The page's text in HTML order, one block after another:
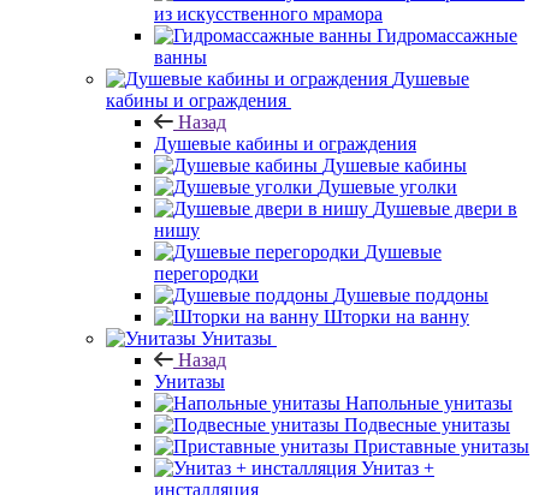
из искусственного мрамора
Гидромассажные
ванны
Душевые
кабины и ограждения
Назад
Душевые кабины и ограждения
Душевые кабины
Душевые уголки
Душевые двери в
нишу
Душевые
перегородки
Душевые поддоны
Шторки на ванну
Унитазы
Назад
Унитазы
Напольные унитазы
Подвесные унитазы
Приставные унитазы
Унитаз +
инсталляция